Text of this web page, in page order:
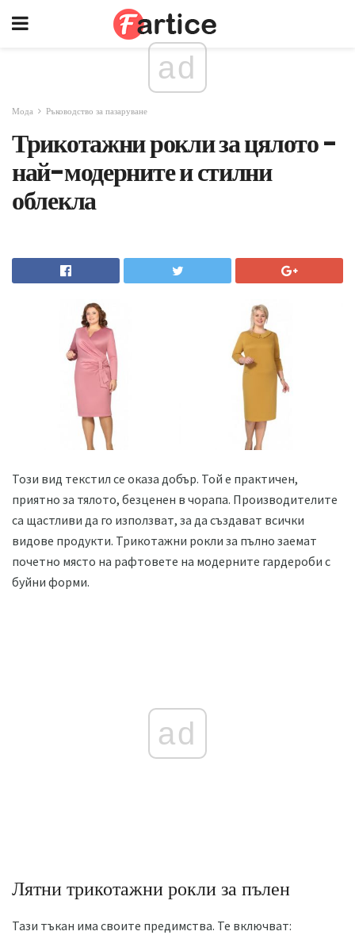
ad
Мода Ръководство за пазаруване
Трикотажни рокли за цялото -
най-модерните и стилни
облекла
Този вид текстил се оказа добър. Той е практичен,
приятно за тялото, безценен в чорапа. Производителите
са щастливи да го използват, за да създават всички
видове продукти. Трикотажни рокли за пълно заемат
почетно място на рафтовете на модерните гардероби с
буйни форми.
ad
Лятни трикотажни рокли за пълен
Тази тъкан има своите предимства. Те включват: